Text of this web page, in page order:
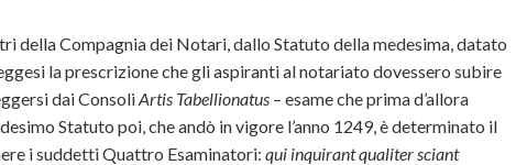
della Compagnia dei Notari, dallo Statuto della medesima, datato
la prescrizione che gli aspiranti al notariato dovessero subire
dai ConsoliArtis Tabellionatus – esame che prima d’allora
Statuto poi, che andò in vigore l’anno 1249, è determinato il
i suddetti Quattro Esaminatori: qui inquirant qualiter sciant